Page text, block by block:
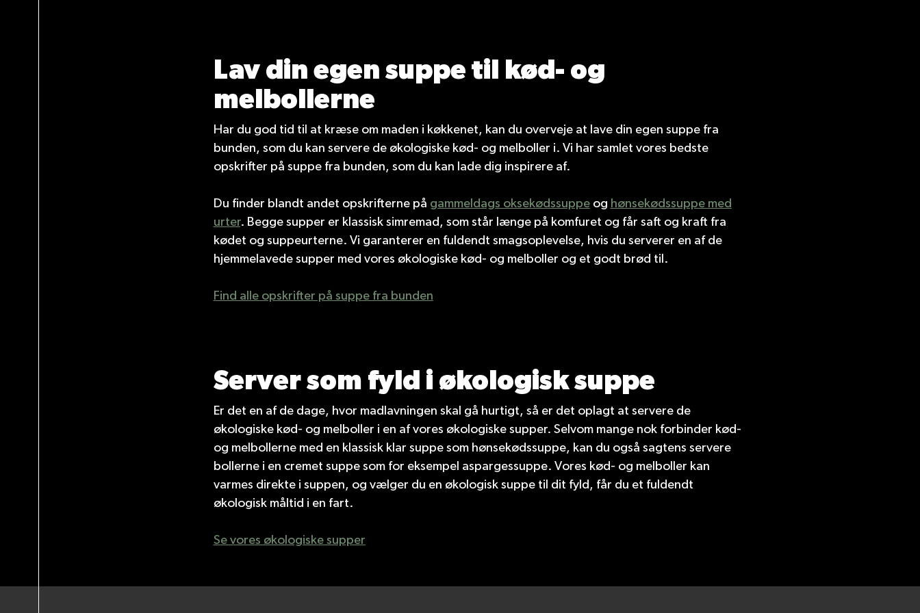
Lav din egen suppe til kød- og
melbollerne
Har du god tid til at kræse om maden i køkkenet, kan du overveje at lave din egen suppe fra
bunden, som du kan servere de økologiske kød- og melboller i. Vi har samlet vores bedste
opskrifter på suppe fra bunden, som du kan lade dig inspirere af.
Du finder blandt andet opskrifterne på gammeldags oksekødssuppeog hønsekødssuppe med
urter. Begge supper er klassisk simremad, som står længe på komfuret og får saft og kraft fra
kødet og suppeurterne. Vi garanterer en fuldendt smagsoplevelse, hvis du serverer en af de
hjemmelavede supper med vores økologiske kød- og melboller og et godt brød til.
Find alle opskrifter på suppe fra bunden
Server som fyld i økologisk suppe
Er det en af de dage, hvor madlavningen skal gå hurtigt, så er det oplagt at servere de
økologiske kød- og melboller i en af vores økologiske supper. Selvom mange nok forbinder kød-
og melbollerne med en klassisk klar suppe som hønsekødssuppe, kan du også sagtens servere
bollerne i en cremet suppe som for eksempel aspargessuppe. Vores kød- og melboller kan
varmes direkte i suppen, og vælger du en økologisk suppe til dit fyld, får du et fuldendt
økologisk måltid i en fart.
Se vores økologiske supper